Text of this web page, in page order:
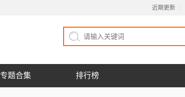
近期更新
专题合集 排行榜